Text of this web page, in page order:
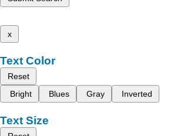
x
Text Color
Reset
Bright
Blues Gray Inverted
Text Size